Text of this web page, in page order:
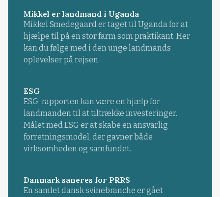
Mikkel er landmand i Uganda
Mikkel Smedegaard er taget til Uganda for at
hjælpe til på en stor farm som praktikant. Her
kan du følge med i den unge landmands
oplevelser på rejsen.
ESG
ESG-rapporten kan være en hjælp for
landmanden til at tiltrække investeringer.
Målet med ESG er at skabe en ansvarlig
forretningsmodel, der gavner både
virksomheden og samfundet.
Danmark saneres for PRRS
En samlet dansk svinebranche er gået